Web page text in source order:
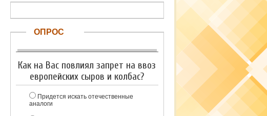
ОПРОС
Как на Вас повлиял запрет на ввоз
европейских сыров и колбас?
Придется искать отечественные
аналоги